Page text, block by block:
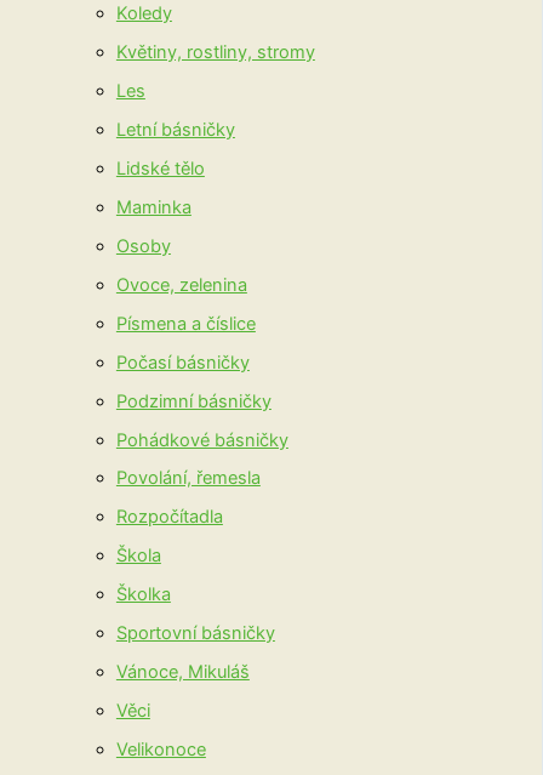
Koledy
Květiny, rostliny, stromy
Les
Letní básničky
Lidské tělo
Maminka
Osoby
Ovoce, zelenina
Písmena a číslice
Počasí básničky
Podzimní básničky
Pohádkové básničky
Povolání, řemesla
Rozpočítadla
Škola
Školka
Sportovní básničky
Vánoce, Mikuláš
Věci
Velikonoce